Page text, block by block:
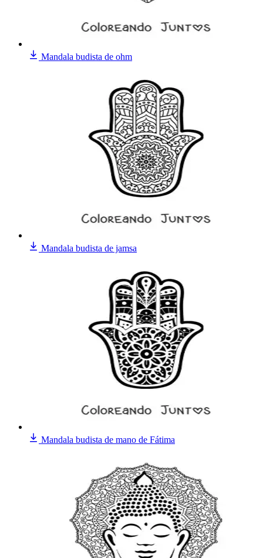
Mandala budista de ohm
Mandala budista de jamsa
Mandala budista de mano de Fátima